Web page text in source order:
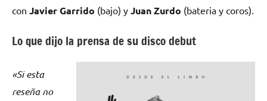
con Javier Garrido (bajo) y Juan Zurdo (bateria y coros).
Lo que dijo la prensa de su disco debut
«Si esta
reseña no